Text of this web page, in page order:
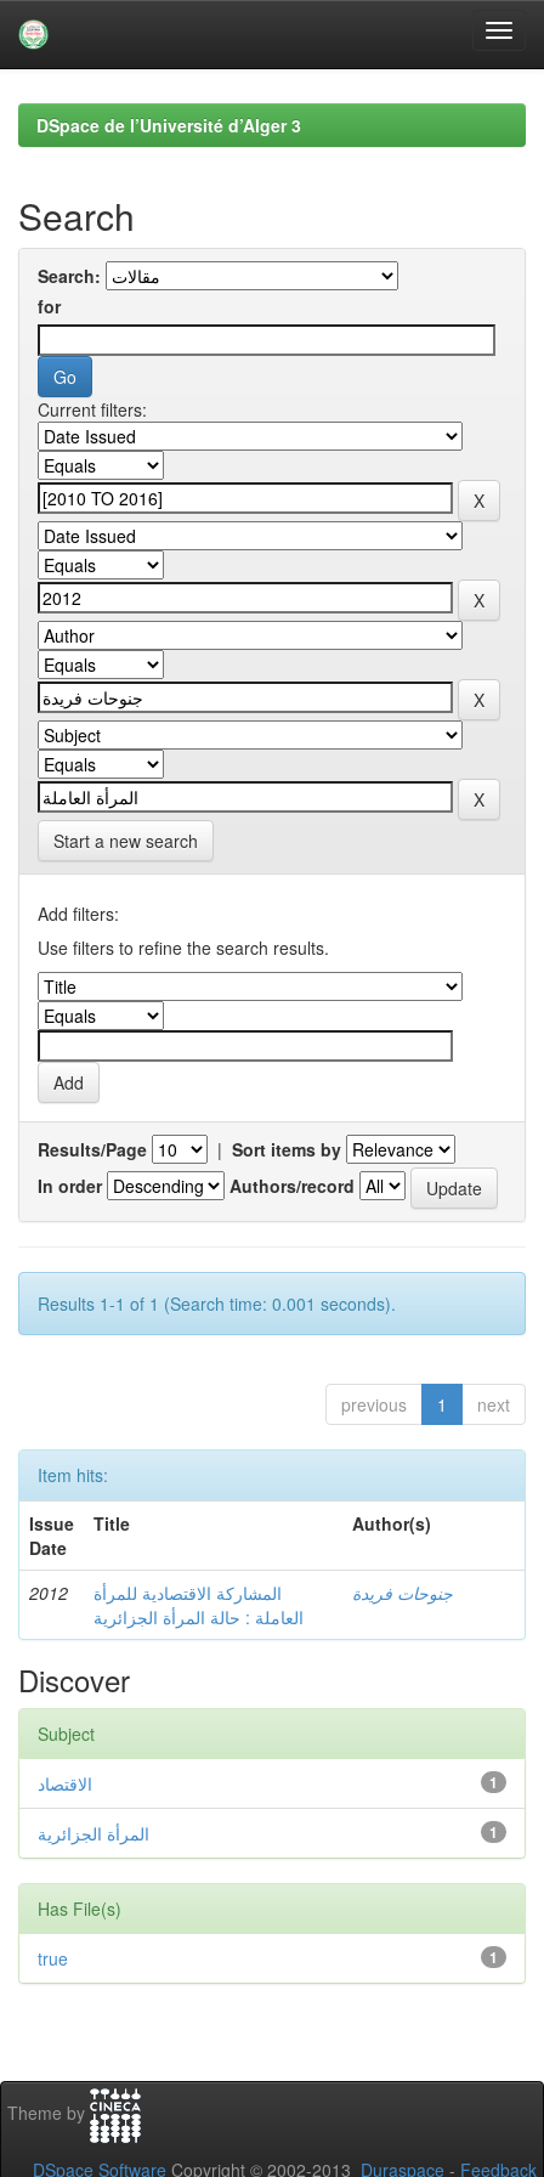
navigationDSpace de l’Université d’Alger 3
Search
Search:
for
Current filters:
Start a new search
Add filters:
Use filters to refine the search results.
Results/Page | Sort items by
In order
Authors/record
Results 1-1 of 1 (Search time: 0.001 seconds).
previous 1 next
Item hits:
Issue
Date
Title Author(s)
2012
المشاركة الاقتصادية للمرأة
العاملة : حالة المرأة الجزائرية
جنوحات فريدة
Discover
Subject
1 الاقتصاد
1 المرأة الجزائرية
Has File(s)
1
true
Theme by
DSpace Software Copyright © 2002-2013 Duraspace - Feedback